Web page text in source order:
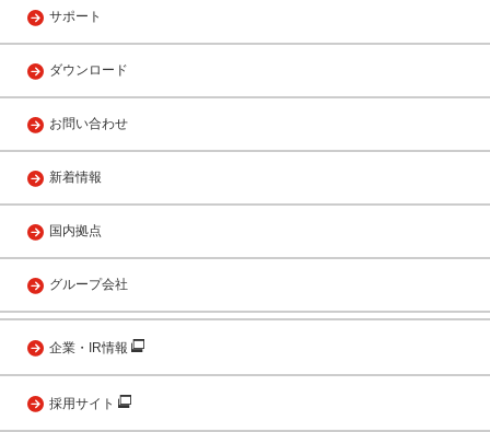
サポート
ダウンロード
お問い合わせ
新着情報
国内拠点
グループ会社
企業・IR情報
採用サイト